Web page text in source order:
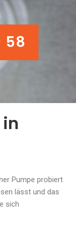
58
58
Pumpe probiert
lässt und das
sich